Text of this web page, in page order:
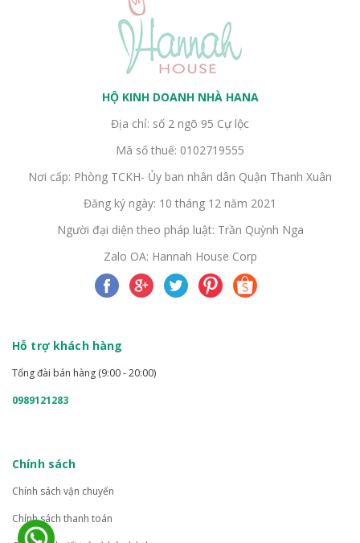
HỘ KINH DOANH NHÀ HANA
Địa chỉ: số 2 ngõ 95 Cự lộc
Mã số thuế: 0102719555
Nơi cấp: Phòng TCKH- Ủy ban nhân dân Quận Thanh Xuân
Đăng ký ngày: 10 tháng 12 năm 2021
Người đại diện theo pháp luật: Trần Quỳnh Nga
Zalo OA: Hannah House Corp
Hỗ trợ khách hàng
Tổng đài bán hàng (9:00 - 20:00)
0989121283
Chính sách
Chính sách vận chuyển
Chính sách thanh toán